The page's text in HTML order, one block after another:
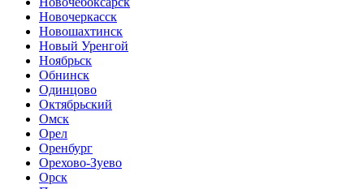
Новочеркасск
Новошахтинск
Новый Уренгой
Ноябрьск
Обнинск
Одинцово
Октябрьский
Омск
Орел
Оренбург
Орехово-Зуево
Орск